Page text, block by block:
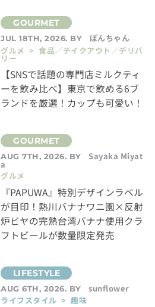
JUL 18TH, 2026. BY
ぽんちゃん
グルメ > 食品／テイクアウト／デリバ
リー
【SNSで話題の専門店ミルクティ
ーを飲み比べ】東京で飲める6ブ
ランドを厳選！カップも可愛い！
AUG 7TH, 2026. BY Sayaka Miyat
a
グルメ
『PAPUWA』特別デザインラベル
が目印！熱川バナナワニ園×反射
炉ビヤの完熟台湾バナナ使用クラ
フトビールが数量限定発売
AUG 6TH, 2026. BY
sunflower
ライフスタイル > 趣味